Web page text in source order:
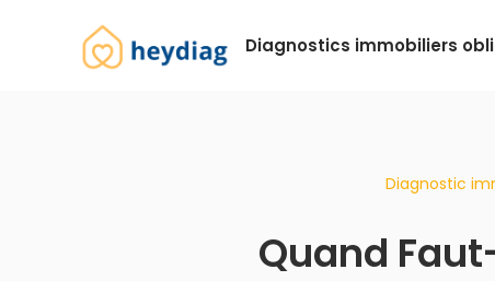
Diagnostics immobiliers
Diagnostic
Quand